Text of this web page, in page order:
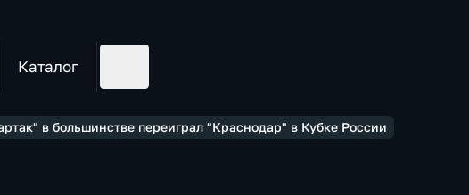
Каталог
в большинстве переиграл "Краснодар" в Кубке России